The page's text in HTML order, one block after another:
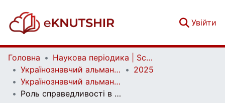
Увійти
Головна
Наукова періодика | Scientific periodicals
Українознавчий альманах | Almanac of Ukrainian Studies
2025
Українознавчий альманах. Випуск 37
Роль справедливості в релігійній безпеці в умовах російсько-української війни